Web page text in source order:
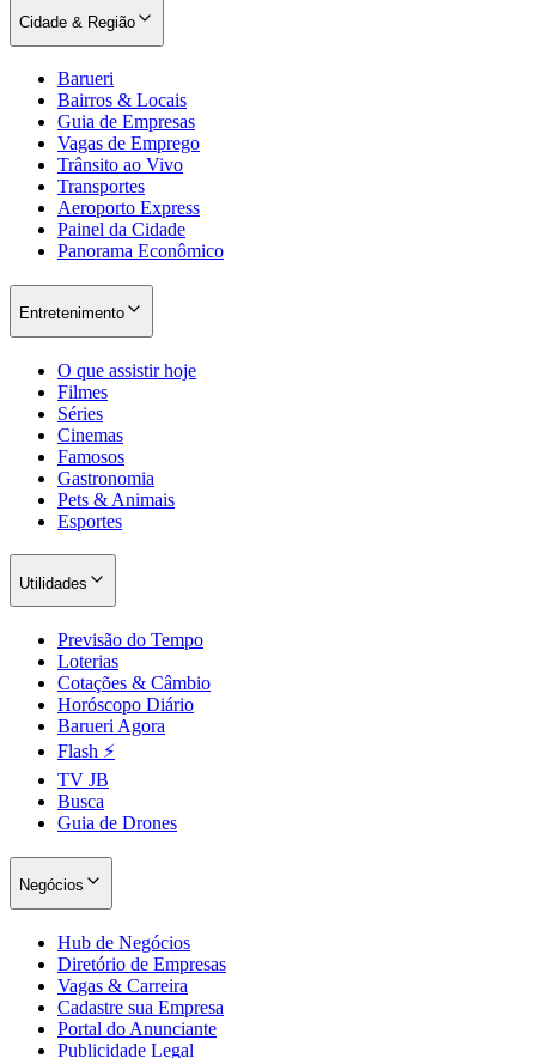
Cidade & Região
Barueri
Bairros & Locais
Guia de Empresas
Vagas de Emprego
Trânsito ao Vivo
Transportes
Aeroporto Express
Painel da Cidade
Panorama Econômico
Entretenimento
O que assistir hoje
Filmes
Séries
Cinemas
Famosos
Gastronomia
Pets & Animais
Esportes
Utilidades
Previsão do Tempo
Loterias
Cotações & Câmbio
Horóscopo Diário
Barueri Agora
Flash ⚡
TV JB
Busca
Guia de Drones
Negócios
Hub de Negócios
Diretório de Empresas
Vagas & Carreira
Cadastre sua Empresa
Portal do Anunciante
Publicidade Legal